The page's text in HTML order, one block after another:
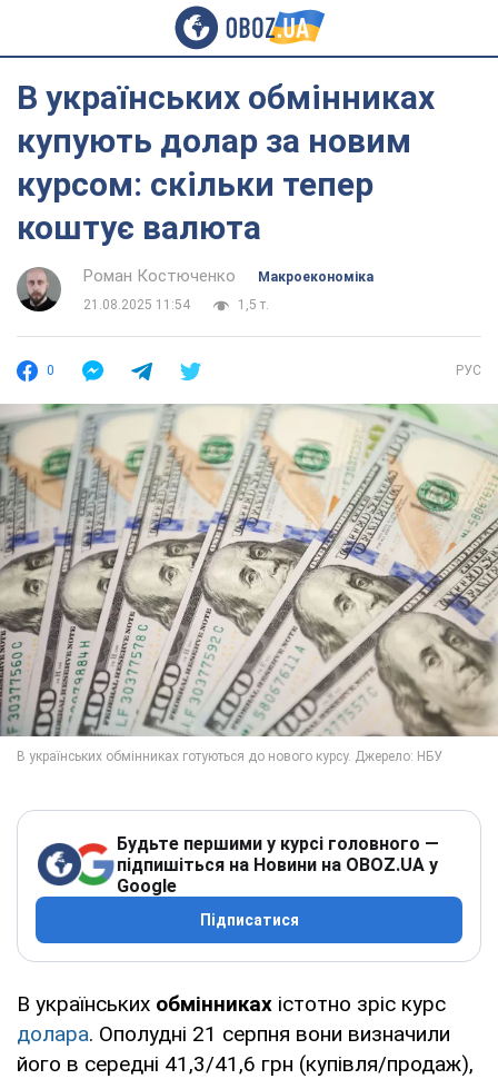
В українських обмінниках
купують долар за новим
курсом: скільки тепер
коштує валюта
Роман Костюченко
Mакроекономіка
21.08.2025 11:54
1,5 т.
0 РУС
Будьте першими у курсі головного —
підпишіться на Новини на OBOZ.UA у
Google
Підписатися
В українських обмінниках істотно зріс курс
долара. Ополудні 21 серпня вони визначили
його в середні 41,3/41,6 грн (купівля/продаж),